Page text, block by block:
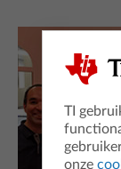
TI
onze